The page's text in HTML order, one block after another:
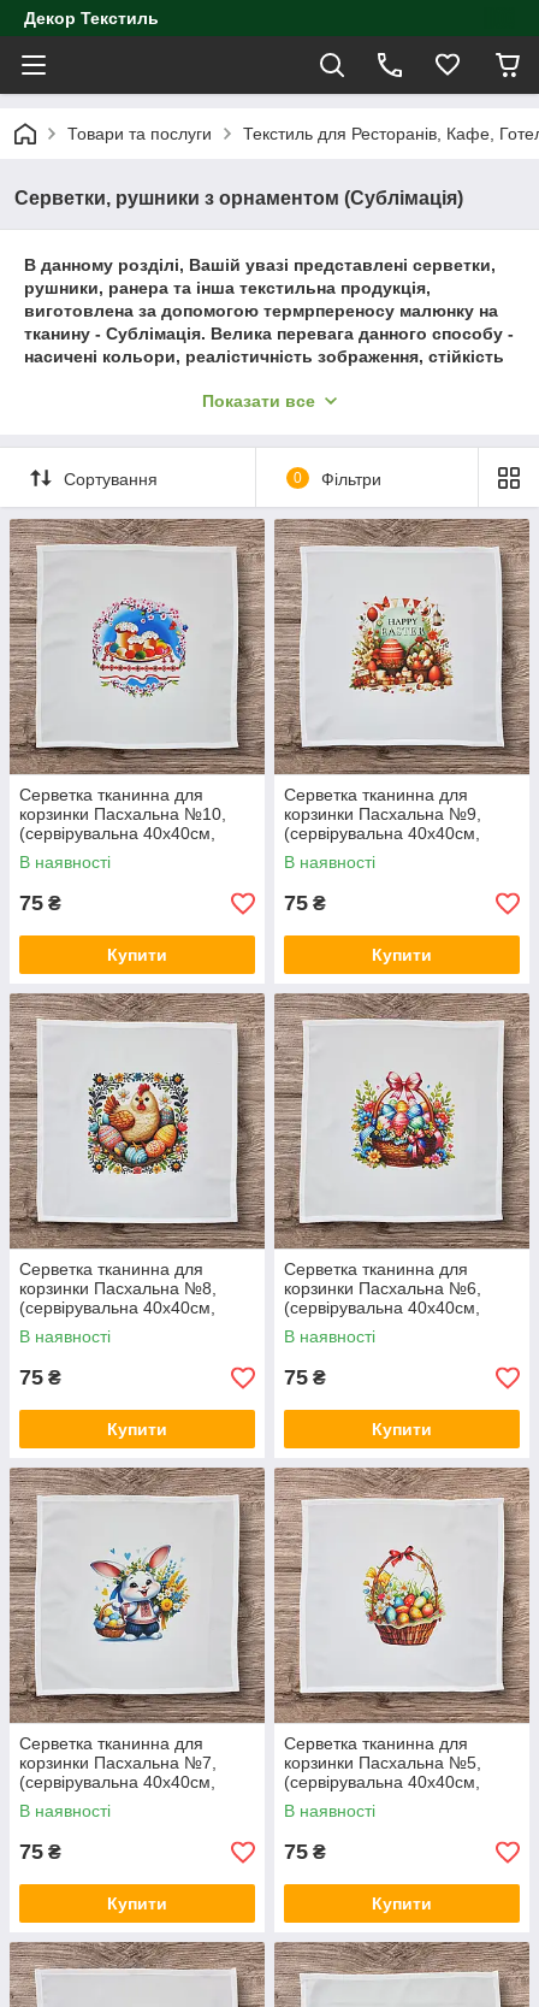
Декор Текстиль
Товари та послуги Текстиль для Ресторанів, Кафе,
Серветки, рушники з орнаментом (Сублімація)
В данному розділі, Вашій увазі представлені серветки,
рушники, ранера та інша текстильна продукція,
виготовлена за допомогою термрпереносу малюнку на
тканину - Сублімація. Велика перевага данного способу -
насичені кольори, реалістичність зображення, стійкість
нанесення зображення на продукцію по ескізам чи фото
Показати все
Сортування 0 Фільтри
Серветка тканинна для
корзинки Пасхальна №10,
(сервірувальна 40х40см,
Білий)
В наявності
75 ₴
Купити
Серветка тканинна для
корзинки Пасхальна №9,
(сервірувальна 40х40см,
Білий)
В наявності
75 ₴
Купити
Серветка тканинна для
корзинки Пасхальна №8,
(сервірувальна 40х40см,
Білий)
В наявності
75 ₴
Купити
Серветка тканинна для
корзинки Пасхальна №6,
(сервірувальна 40х40см,
Білий)
В наявності
75 ₴
Купити
Серветка тканинна для
корзинки Пасхальна №7,
(сервірувальна 40х40см,
Білий)
В наявності
75 ₴
Купити
Серветка тканинна для
корзинки Пасхальна №5,
(сервірувальна 40х40см,
Білий)
В наявності
75 ₴
Купити